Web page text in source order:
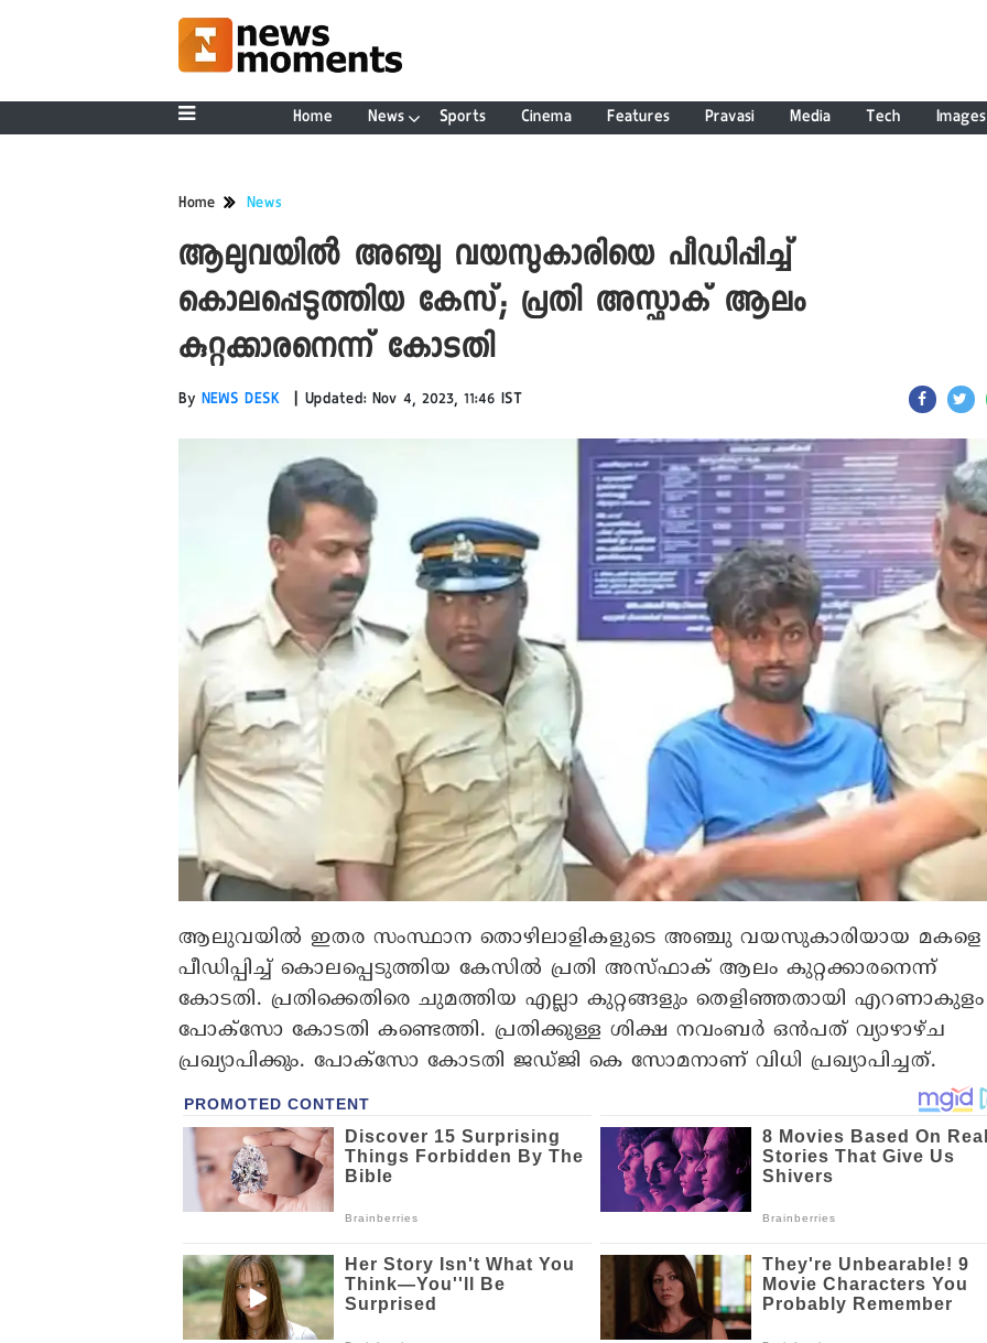
Home News Sports Cinema Features Pravasi Media Tech Images
Home News
ആലുവയിൽ അഞ്ചു വയസുകാരിയെ പീഡിപ്പിച്ച്
കൊലപ്പെടുത്തിയ കേസ്; പ്രതി അസ്ഫാക് ആലം
കുറ്റക്കാരനെന്ന് കോടതി
By NEWS DESK | Updated: Nov 4, 2023, 11:46 IST
ആലുവയിൽ ഇതര സംസ്ഥാന തൊഴിലാളികളുടെ അഞ്ചു വയസുകാരിയായ മകളെ
പീഡിപ്പിച്ച് കൊലപ്പെടുത്തിയ കേസിൽ പ്രതി അസ്ഫാക് ആലം കുറ്റക്കാരനെന്ന്
കോടതി. പ്രതിക്കെതിരെ ചുമത്തിയ എല്ലാ കുറ്റങ്ങളും തെളിഞ്ഞതായി എറണാകുളം
പോക്സോ കോടതി കണ്ടെത്തി. പ്രതിക്കുള്ള ശിക്ഷ നവംബർ ഒൻപത് വ്യാഴാഴ്ച
പ്രഖ്യാപിക്കും. പോക്സോ കോടതി ജഡ്ജി കെ സോമനാണ് വിധി പ്രഖ്യാപിച്ചത്.